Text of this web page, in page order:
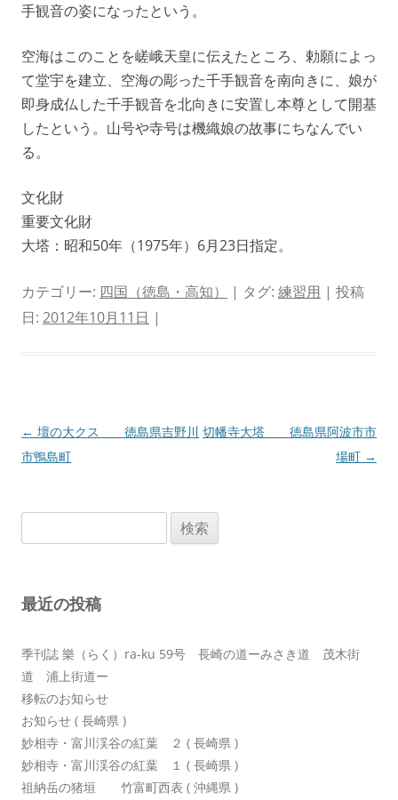
手観音の姿になったという。
空海はこのことを嵯峨天皇に伝えたところ、勅願によっ
て堂宇を建立、空海の彫った千手観音を南向きに、娘が
即身成仏した千手観音を北向きに安置し本尊として開基
したという。山号や寺号は機織娘の故事にちなんでい
る。
文化財
重要文化財
大塔：昭和50年（1975年）6月23日指定。
カテゴリー: 四国（徳島・高知） | タグ: 練習用 | 投稿
日: 2012年10月11日 |
投
稿
ョ
← 壇の大クス 徳島県吉野川
市鴨島町
切幡寺大塔 徳島県阿波市市
場町 →
索:
最近の投稿
季刊誌 樂（らく）ra-ku 59号 長崎の道ーみさき道 茂木街
道 浦上街道ー
移転のお知らせ
お知らせ ( 長崎県 )
妙相寺・富川渓谷の紅葉 ２ ( 長崎県 )
妙相寺・富川渓谷の紅葉 １ ( 長崎県 )
祖納岳の猪垣 竹富町西表 ( 沖縄県 )